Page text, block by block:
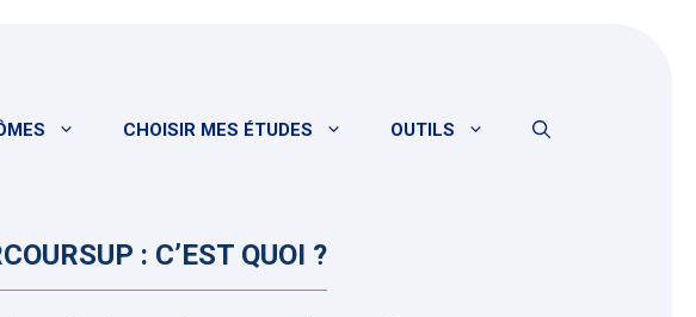
CHOISIR MES ÉTUDES OUTILS
: C’EST QUOI ?